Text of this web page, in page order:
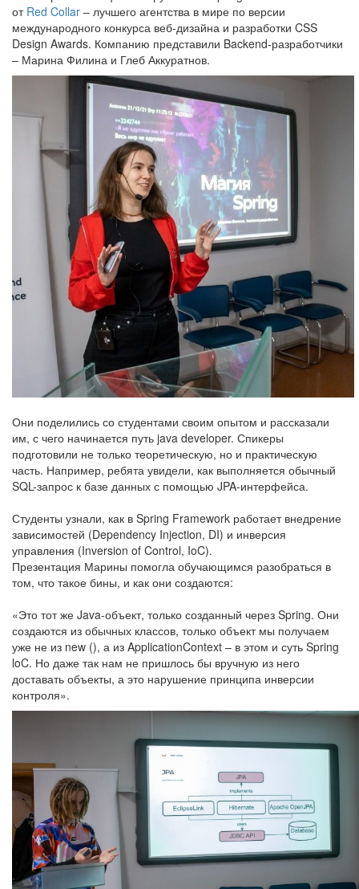
от Red Collar – лучшего агентства в мире по версии
международного конкурса веб-дизайна и разработки CSS
Design Awards. Компанию представили Backend-разработчики
– Марина Филина и Глеб Аккуратнов.
Они поделились со студентами своим опытом и рассказали
им, с чего начинается путь java developer. Спикеры
подготовили не только теоретическую, но и практическую
часть. Например, ребята увидели, как выполняется обычный
SQL-запрос к базе данных с помощью JPA-интерфейса.
Студенты узнали, как в Spring Framework работает внедрение
зависимостей (Dependency Injection, DI) и инверсия
управления (Inversion of Control, IoC).
Презентация Марины помогла обучающимся разобраться в
том, что такое бины, и как они создаются:
«Это тот же Java-объект, только созданный через Spring. Они
создаются из обычных классов, только объект мы получаем
уже не из new (), а из ApplicationContext – в этом и суть Spring
loC. Но даже так нам не пришлось бы вручную из него
доставать объекты, а это нарушение принципа инверсии
контроля».